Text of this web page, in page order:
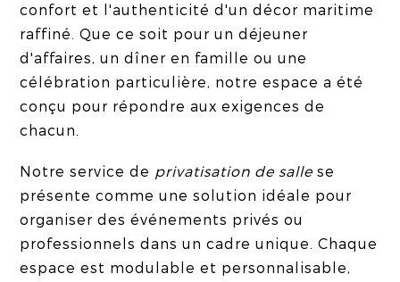
confort et l'authenticité d'un décor maritime
raffiné. Que ce soit pour un déjeuner
d'affaires, un dîner en famille ou une
célébration particulière, notre espace a été
conçu pour répondre aux exigences de
chacun.
Notre service de privatisation de salle se
présente comme une solution idéale pour
organiser des événements privés ou
professionnels dans un cadre unique. Chaque
espace est modulable et personnalisable,